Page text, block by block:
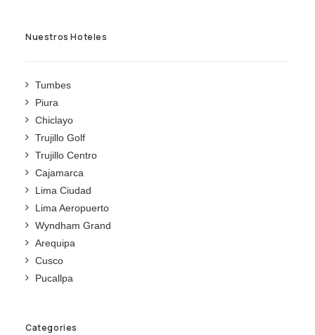
Nuestros Hoteles
Tumbes
Piura
Chiclayo
Trujillo Golf
Trujillo Centro
Cajamarca
Lima Ciudad
Lima Aeropuerto
Wyndham Grand
Arequipa
Cusco
Pucallpa
Categories